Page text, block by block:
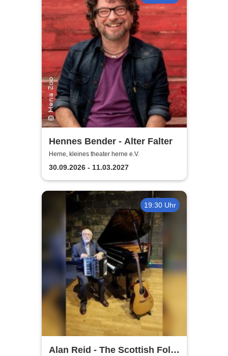
Hennes Bender - Alter Falter
Herne, kleines theater herne e.V.
30.09.2026 - 11.03.2027
19:30 Uhr
Alan Reid - The Scottish Folk-